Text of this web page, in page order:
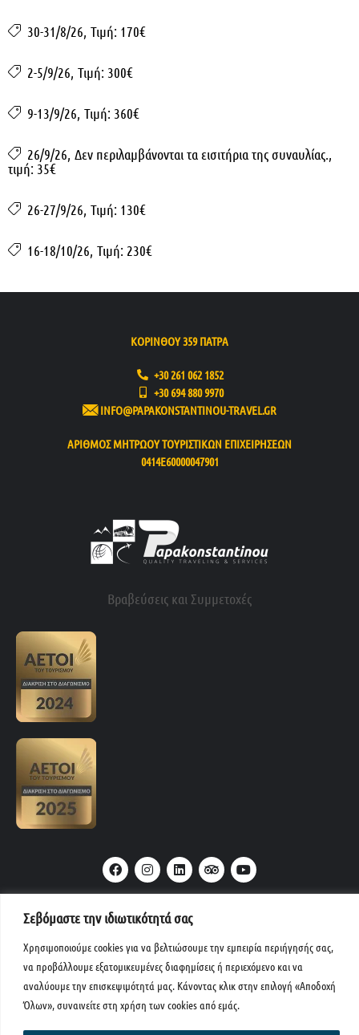
Σεβόμαστε την ιδιωτικότητά σας
Χρησιμοποιούμε cookies για να βελτιώσουμε την εμπειρία περιήγησής σας,
να προβάλλουμε εξατομικευμένες διαφημίσεις ή περιεχόμενο και να
αναλύουμε την επισκεψιμότητά μας. Κάνοντας κλικ στην επιλογή «Αποδοχή
Όλων», συναινείτε στη χρήση των cookies από εμάς.
30-31/8/26, Τιμή: 170€
2-5/9/26, Τιμή: 300€
9-13/9/26, Τιμή: 360€
26/9/26, Δεν περιλαμβάνονται τα εισιτήρια της συναυλίας.,
τιμή: 35€
26-27/9/26, Τιμή: 130€
16-18/10/26, Τιμή: 230€
ΚΟΡΙΝΘΟΥ 359 ΠΑΤΡΑ
+30 261 062 1852
+30 694 880 9970
INFO@PAPAKONSTANTINOU-TRAVEL.GR
ΑΡΙΘΜΟΣ ΜΗΤΡΩΟΥ ΤΟΥΡΙΣΤΙΚΩΝ ΕΠΙΧΕΙΡΗΣΕΩΝ
0414Ε60000047901
Βραβεύσεις και Συμμετοχές
a
c
e
b
o
n
s
t
a
r
m
i
n
k
e
i
r
i
p
a
s
r
o
u
t
u
Μενού
Copyright © 2026 Papakonstantinou Travel